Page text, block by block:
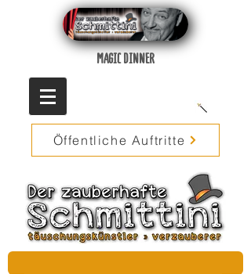
MAGIC DINNER
Öffentliche Auftritte